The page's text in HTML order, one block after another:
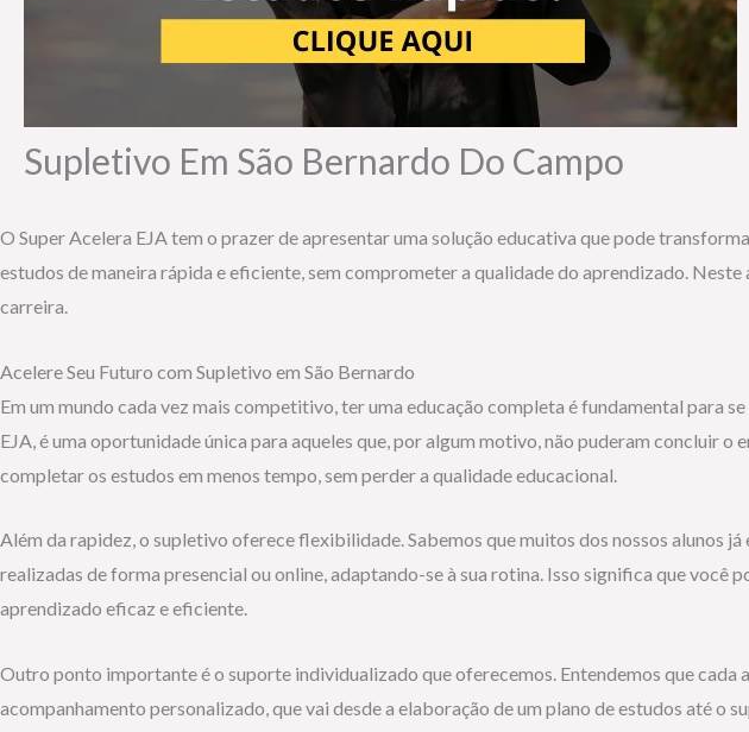
Supletivo Em São Bernardo Do Campo
O Super Acelera EJA tem o prazer de apresentar uma solução educativa que pode
estudos de maneira rápida e eficiente, sem comprometer a qualidade do aprendizado.
carreira.
Acelere Seu Futuro com Supletivo em São Bernardo
Em um mundo cada vez mais competitivo, ter uma educação completa é fundamental para
EJA, é uma oportunidade única para aqueles que, por algum motivo, não puderam concluir
completar os estudos em menos tempo, sem perder a qualidade educacional.
Além da rapidez, o supletivo oferece flexibilidade. Sabemos que muitos dos nossos alunos
realizadas de forma presencial ou online, adaptando-se à sua rotina. Isso significa que
aprendizado eficaz e eficiente.
Outro ponto importante é o suporte individualizado que oferecemos. Entendemos que cada
acompanhamento personalizado, que vai desde a elaboração de um plano de estudos até o